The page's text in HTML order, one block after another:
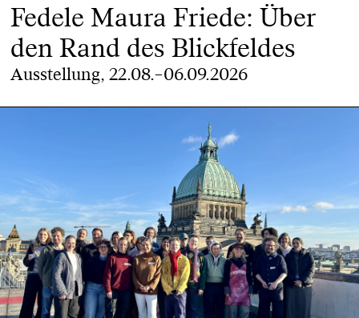
Fedele Maura Friede: Über
den Rand des Blickfeldes
Ausstellung, 22.08.–06.09.2026